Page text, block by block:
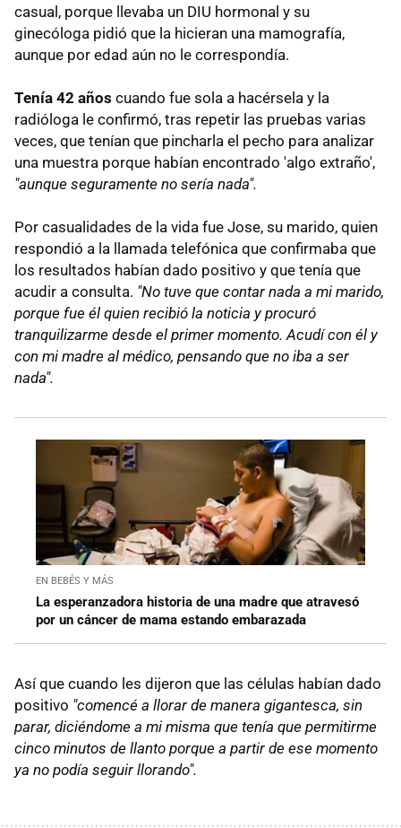
casual, porque llevaba un DIU hormonal y su
ginecóloga pidió que la hicieran una mamografía,
aunque por edad aún no le correspondía.
Tenía 42 años cuando fue sola a hacérsela y la
radióloga le confirmó, tras repetir las pruebas varias
veces, que tenían que pincharla el pecho para analizar
una muestra porque habían encontrado 'algo extraño',
"aunque seguramente no sería nada".
Por casualidades de la vida fue Jose, su marido, quien
respondió a la llamada telefónica que confirmaba que
los resultados habían dado positivo y que tenía que
acudir a consulta. "No tuve que contar nada a mi marido,
porque fue él quien recibió la noticia y procuró
tranquilizarme desde el primer momento. Acudí con él y
con mi madre al médico, pensando que no iba a ser
nada".
EN BEBÉS Y MÁS
La esperanzadora historia de una madre que atravesó
por un cáncer de mama estando embarazada
Así que cuando les dijeron que las células habían dado
positivo "comencé a llorar de manera gigantesca, sin
parar, diciéndome a mi misma que tenía que permitirme
cinco minutos de llanto porque a partir de ese momento
ya no podía seguir llorando".